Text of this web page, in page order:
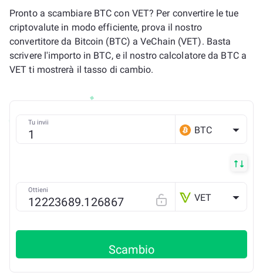
Pronto a scambiare BTC con VET? Per convertire le tue
criptovalute in modo efficiente, prova il nostro
convertitore da Bitcoin (BTC) a VeChain (VET). Basta
scrivere l'importo in BTC, e il nostro calcolatore da BTC a
VET ti mostrerà il tasso di cambio.
Tu invii
BTC
Ottieni
VET
Scambio